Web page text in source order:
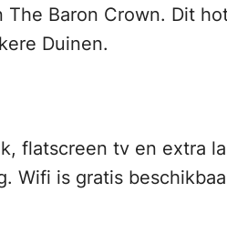
Baron Crown. Dit
Duinen.
flatscreen tv en extra
Wifi is gratis